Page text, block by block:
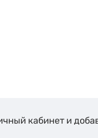
кабинет и